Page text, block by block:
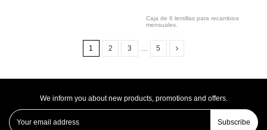
Caja de 6 lentillas para recambios
mensuales.
1 2 3 … 5
We inform you about new products, promotions and offers.
Subscribe